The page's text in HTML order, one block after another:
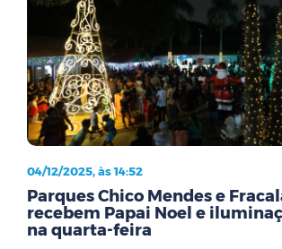
04/12/2025, às 14:52
Parques Chico Mendes e
recebem Papai Noel e
na quarta-feira